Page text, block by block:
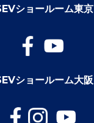
ショールーム東京
ショールーム大阪